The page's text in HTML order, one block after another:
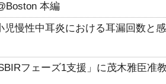
本編
慢性中耳炎における耳漏回数と感
フェーズ1支援」に茂木雅臣准